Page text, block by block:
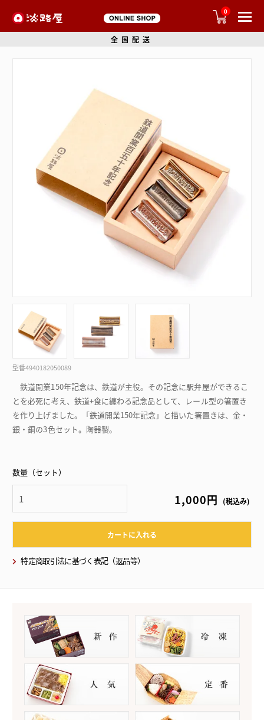
0
全国配送
型番4940182050089
鉄道開業150年記念は、鉄道が主役。その記念に駅弁屋ができるこ
とを必死に考え、鉄道+食に纏わる記念品として、レール型の箸置き
を作り上げました。「鉄道開業150年記念」と描いた箸置きは、金・
銀・銅の3色セット。陶器製。
数量（セット）
1,000円 (税込み)
カートに入れる
特定商取引法に基づく表記（返品等）